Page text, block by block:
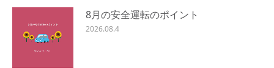
8月の安全運転のポイント
2026.08.4